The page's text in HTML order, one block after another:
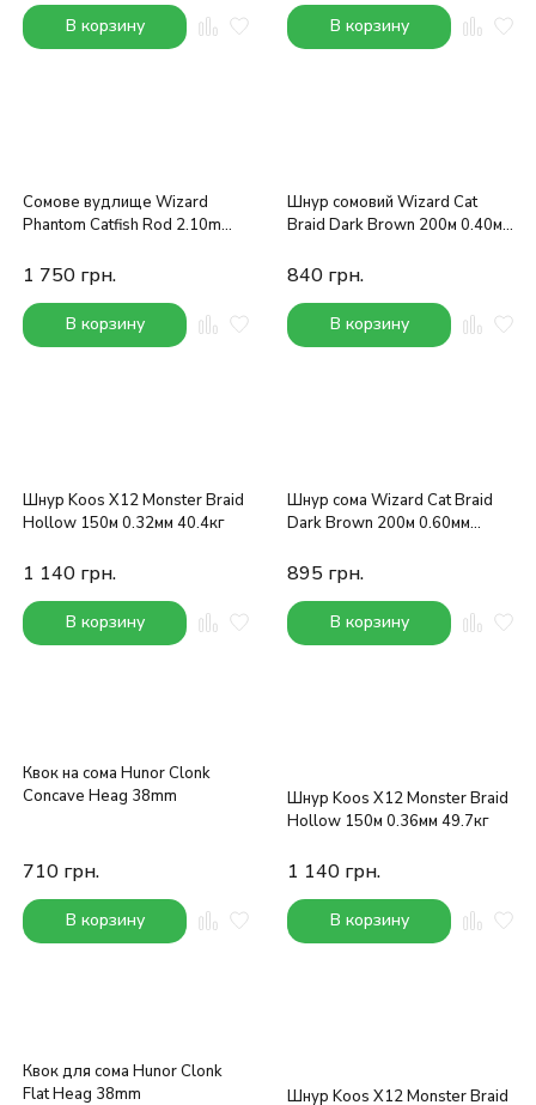
В корзину В корзину
Сомове вудлище Wizard
Phantom Catfish Rod 2.10m
1 750 грн.
В корзину
Шнур сомовий Wizard Cat
Braid Dark Brown 200м 0.40мм
840 грн.
В корзину
Шнур Koos X12 Monster Braid
Hollow 150м 0.32мм 40.4кг
1 140 грн.
В корзину
Шнур сома Wizard Cat Braid
Dark Brown 200м 0.60мм
895 грн.
В корзину
Квок на сома Hunor Clonk
Concave Heag 38mm
710 грн.
В корзину
Шнур Koos X12 Monster Braid
Hollow 150м 0.36мм 49.7кг
1 140 грн.
В корзину
Квок для сома Hunor Clonk
Flat Heag 38mm
Шнур Koos X12 Monster Braid